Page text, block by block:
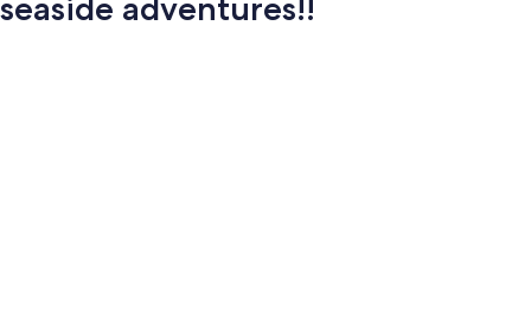
seaside adventures!!